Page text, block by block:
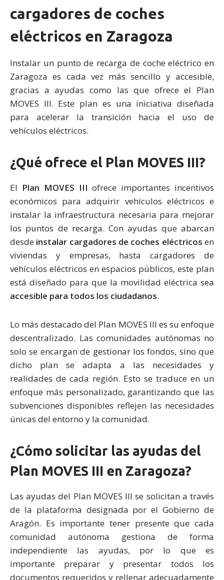
cargadores de coches
eléctricos en Zaragoza
Instalar un punto de recarga de coche eléctrico en
Zaragoza es cada vez más sencillo y accesible,
gracias a ayudas como las que ofrece el Plan
MOVES III. Este plan es una iniciativa diseñada
para acelerar la transición hacia el uso de
vehículos eléctricos.
¿Qué ofrece el Plan MOVES III?
El Plan MOVES III ofrece importantes incentivos
económicos para adquirir vehículos eléctricos e
instalar la infraestructura necesaria para mejorar
los puntos de recarga. Con ayudas que abarcan
desde instalar cargadores de coches eléctricos en
viviendas y empresas, hasta cargadores de
vehículos eléctricos en espacios públicos, este plan
está diseñado para que la movilidad eléctrica sea
accesible para todos los ciudadanos.
Lo más destacado del Plan MOVES III es su enfoque
descentralizado. Las comunidades autónomas no
solo se encargan de gestionar los fondos, sino que
dicho plan se adapta a las necesidades y
realidades de cada región. Esto se traduce en un
enfoque más personalizado, garantizando que las
subvenciones disponibles reflejen las necesidades
únicas del entorno y la comunidad.
¿Cómo solicitar las ayudas del
Plan MOVES III en Zaragoza?
Las ayudas del Plan MOVES III se solicitan a través
de la plataforma designada por el Gobierno de
Aragón. Es importante tener presente que cada
comunidad autónoma gestiona de forma
independiente las ayudas, por lo que es
importante preparar y presentar todos los
documentos requeridos y rellenar adecuadamente